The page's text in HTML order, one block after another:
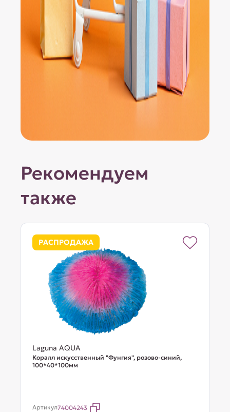
Рекомендуем
также
РАСПРОДАЖА
Laguna AQUA
Коралл искусственный "Фунгия", розово-синий,
100*40*100мм
Артикул74004243